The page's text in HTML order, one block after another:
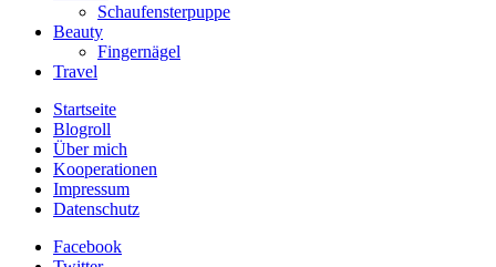
Schaufensterpuppe
Beauty
Fingernägel
Travel
Startseite
Blogroll
Über mich
Kooperationen
Impressum
Datenschutz
Facebook